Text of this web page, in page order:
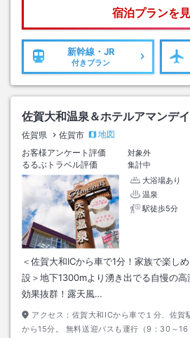
宿泊プランを
新幹線・JR
付きプラン
佐賀大和温泉＆ホテルアマンデイ
佐賀県 佐賀市
地図
お客様アンケート評価
対象外
るるぶトラベル評価
集計中
大浴場あり
温泉
駅徒歩5分
＜佐賀大和ICから車で1分！家族で楽し
設＞地下1300mより湧き出でる自慢の
効果抜群！露天風…
アクセス： 佐賀大和ICから車で１分、佐賀
から15分。 無料送迎バスも運行（9：30～16